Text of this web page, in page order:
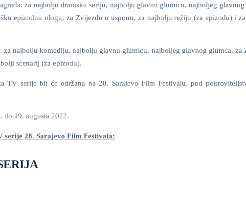
za najbolju dramsku seriju, najbolju glavnu glumicu, najboljeg glavnog
epizodnu ulogu, za Zvijezdu u usponu, za najbolju režiju (za epizodu) i
za najbolju komediju, najbolju glavnu glumicu, najboljeg glavnog glumca, za
scenarij (za epizodu).
TV serije bit će održana na 28. Sarajevo Film Festivalu, pod
do 19. augusta 2022.
serije 28. Sarajevo Film Festivala: